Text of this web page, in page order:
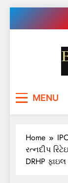
MENU
Home
રત્નદીપ
DRHP ફાઇલ